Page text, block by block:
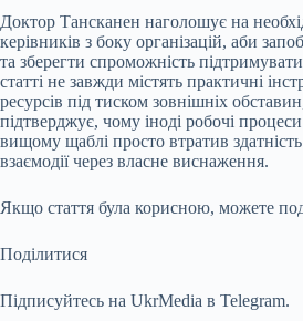
Доктор Тансканен наголошує на
керівників з боку організацій, аби
та зберегти спроможність
статті не завжди містять практичні
ресурсів під тиском зовнішніх
підтверджує, чому іноді робочі
вищому щаблі просто втратив
взаємодії через власне виснаження.
Якщо стаття була корисною, можете
Поділитися
Підписуйтесь на UkrMedia в Telegram.